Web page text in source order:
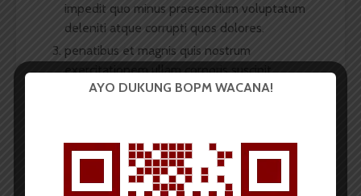
impedit quo minus praesentium voluptatum
deleniti atque corrupti quos dolores.
penatibus et magnis quis nostrum
exercitationem ullam corporis suscipit
laboriosam.
css=”.vc_custom_1477568189726{padding-top: 0px
!important;}”][vc_column_inner width=”2/3″]
[vc_column_text
AYO DUKUNG BOPM WACANA!